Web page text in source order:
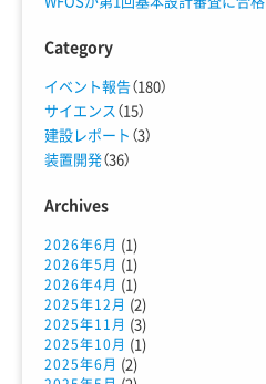
Category
イベント報告（180）
サイエンス （15）
建設レポート （3）
装置開発（36）
Archives
2026年6月 (1)
2026年5月 (1)
2026年4月 (1)
2025年12月 (2)
2025年11月 (3)
2025年10月 (1)
2025年6月 (2)